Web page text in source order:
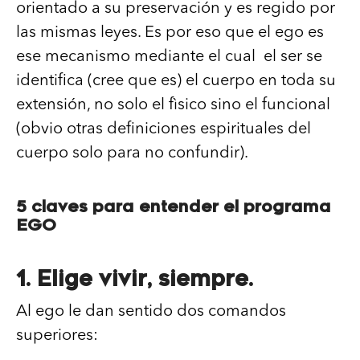
orientado a su preservación y es regido por
las mismas leyes. Es por eso que el ego es
ese mecanismo mediante el cual el ser se
identifica (cree que es) el cuerpo en toda su
extensión, no solo el fìsico sino el funcional
(obvio otras definiciones espirituales del
cuerpo solo para no confundir).
5 claves para entender el programa
EGO
1. Elige vivir, siempre.
Al ego le dan sentido dos comandos
superiores: